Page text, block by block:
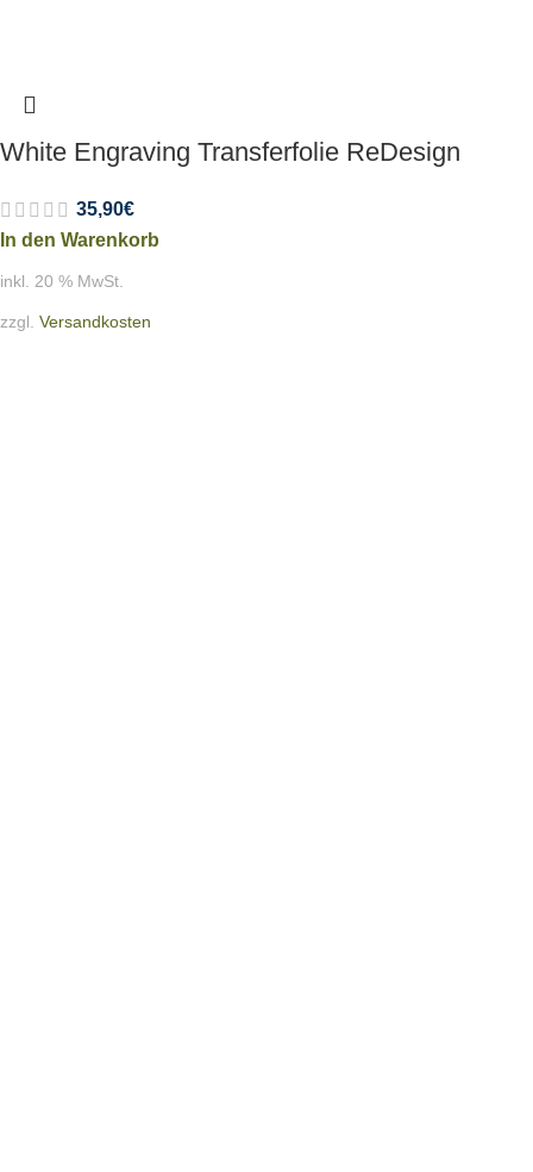
White Engraving Transferfolie ReDesign
35,90€
In den Warenkorb
inkl. 20 % MwSt.
zzgl. Versandkosten